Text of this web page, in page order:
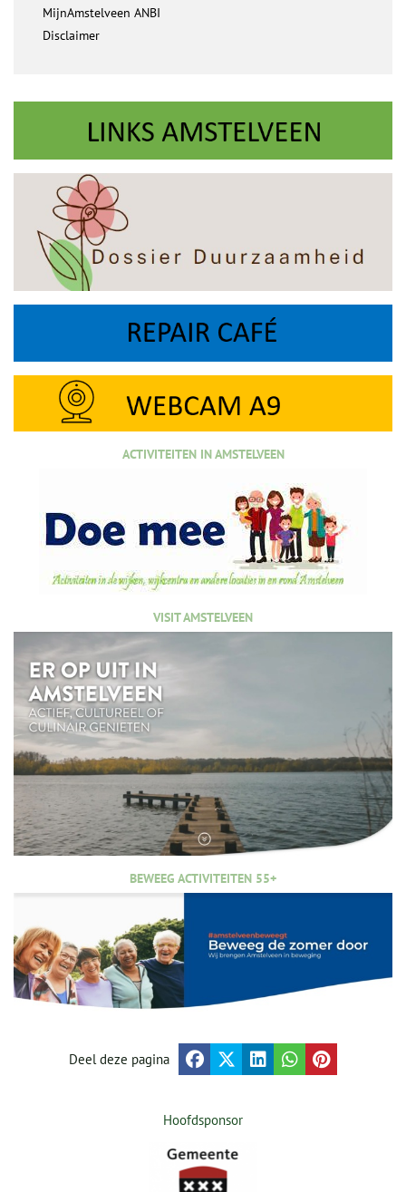
MijnAmstelveen ANBI
Disclaimer
ACTIVITEITEN IN AMSTELVEEN
VISIT AMSTELVEEN
BEWEEG ACTIVITEITEN 55+
Deel deze pagina
Hoofdsponsor